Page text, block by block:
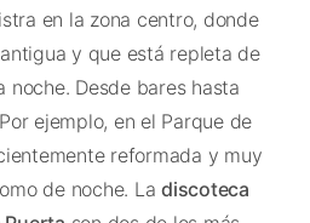
en la zona centro, donde
y que está repleta de
noche. Desde bares hasta
ejemplo, en el Parque de
reformada y muy
de noche. La discoteca